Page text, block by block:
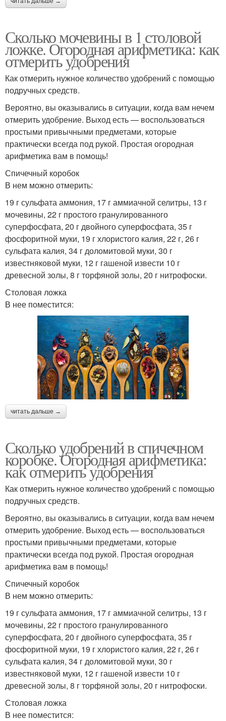
Сколько мочевины в 1 столовой
ложке. Огородная арифметика: как
отмерить удобрения
Как отмерить нужное количество удобрений с помощью
подручных средств.
Вероятно, вы оказывались в ситуации, когда вам нечем
отмерить удобрение. Выход есть — воспользоваться
простыми привычными предметами, которые
практически всегда под рукой. Простая огородная
арифметика вам в помощь!
Спичечный коробок
В нем можно отмерить:
19 г сульфата аммония, 17 г аммиачной селитры, 13 г
мочевины, 22 г простого гранулированного
суперфосфата, 20 г двойного суперфосфата, 35 г
фосфоритной муки, 19 г хлористого калия, 22 г, 26 г
сульфата калия, 34 г доломитовой муки, 30 г
известняковой муки, 12 г гашеной извести 10 г
древесной золы, 8 г торфяной золы, 20 г нитрофоски.
Столовая ложка
В нее поместится:
читать дальше →
Сколько удобрений в спичечном
коробке. Огородная арифметика:
как отмерить удобрения
Как отмерить нужное количество удобрений с помощью
подручных средств.
Вероятно, вы оказывались в ситуации, когда вам нечем
отмерить удобрение. Выход есть — воспользоваться
простыми привычными предметами, которые
практически всегда под рукой. Простая огородная
арифметика вам в помощь!
Спичечный коробок
В нем можно отмерить:
19 г сульфата аммония, 17 г аммиачной селитры, 13 г
мочевины, 22 г простого гранулированного
суперфосфата, 20 г двойного суперфосфата, 35 г
фосфоритной муки, 19 г хлористого калия, 22 г, 26 г
сульфата калия, 34 г доломитовой муки, 30 г
известняковой муки, 12 г гашеной извести 10 г
древесной золы, 8 г торфяной золы, 20 г нитрофоски.
Столовая ложка
В нее поместится: